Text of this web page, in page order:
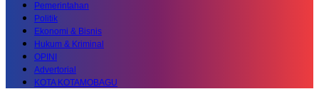
Pemerintahan
Politik
Ekonomi & Bisnis
Hukum & Kriminal
OPINI
Advertorial
KOTA KOTAMOBAGU